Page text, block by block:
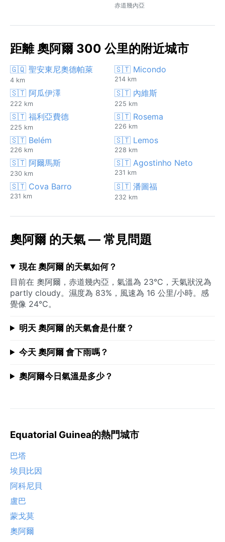
赤道幾內亞
距離 奧阿爾 300 公里的附近城市
🇬🇶 聖安東尼奧德帕萊
4 km
🇸🇹 Micondo
214 km
🇸🇹 阿瓜伊澤
222 km
🇸🇹 內維斯
225 km
🇸🇹 福利亞費德
225 km
🇸🇹 Rosema
226 km
🇸🇹 Belém
226 km
🇸🇹 Lemos
228 km
🇸🇹 阿爾馬斯
230 km
🇸🇹 Agostinho Neto
231 km
🇸🇹 Cova Barro
231 km
🇸🇹 潘圖福
232 km
奧阿爾 的天氣 — 常見問題
現在 奧阿爾 的天氣如何？
目前在 奧阿爾，赤道幾內亞，氣溫為 23°C，天氣狀況為
partly cloudy。濕度為 83%，風速為 16 公里/小時。感
覺像 24°C。
明天 奧阿爾 的天氣會是什麼？
今天 奧阿爾 會下雨嗎？
奧阿爾今日氣溫是多少？
Equatorial Guinea的熱門城市
巴塔
埃貝比因
阿科尼貝
盧巴
蒙戈莫
奧阿爾